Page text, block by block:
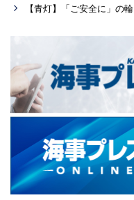
【青灯】「ご安全に」の輪